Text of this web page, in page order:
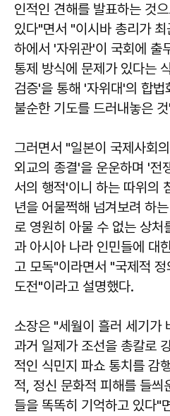
인적인 견해를 발표하는 것
있다"면서 "이시바 총리가
하에서 '자위관'이 국회에 출
통제 방식에 문제가 있다는
검증'을 통해 '자위대'의 합
불순한 기도를 드러내놓은
그러면서 "일본이 국제사회
외교의 종결'을 운운하며 '전
서의 행적'이니 하는 따위의
년을 어물쩍해 넘겨보려 하
로 영원히 아물 수 없는 상처
과 아시아 나라 인민들에 대
고 모독"이라면서 "국제적
도전"이라고 설명했다.
소장은 "세월이 흘러 세기가
과거 일제가 조선을 총칼로
적인 식민지 파쇼 통치를 감
적, 정신 문화적 피해를 들씌
들을 똑똑히 기억하고 있다"